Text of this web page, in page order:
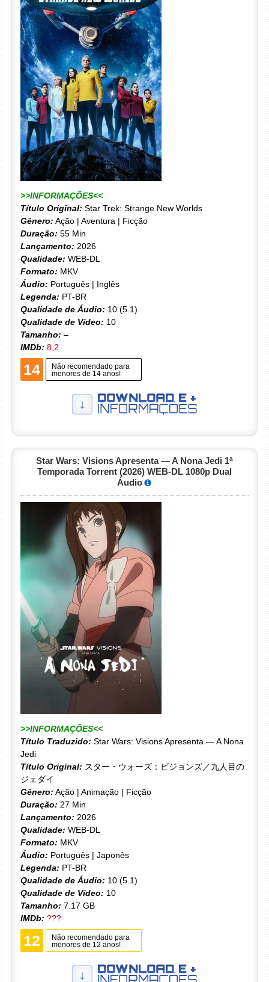
>>INFORMAÇÕES<<
Título Original: Star Trek: Strange New Worlds
Gênero: Ação | Aventura | Ficção
Duração: 55 Min
Lançamento: 2026
Qualidade: WEB-DL
Formato: MKV
Áudio: Português | Inglês
Legenda: PT-BR
Qualidade de Áudio: 10 (5.1)
Qualidade de Vídeo: 10
Tamanho: –
IMDb: 8,2
14
Não recomendado para
menores de 14 anos!
Star Wars: Visions Apresenta — A Nona Jedi 1ª
Temporada Torrent (2026) WEB-DL 1080p Dual
Áudio
>>INFORMAÇÕES<<
Título Traduzido: Star Wars: Visions Apresenta — A Nona
Jedi
Título Original: スター・ウォーズ：ビジョンズ／九人目の
ジェダイ
Gênero: Ação | Animação | Ficção
Duração: 27 Min
Lançamento: 2026
Qualidade: WEB-DL
Formato: MKV
Áudio: Português | Japonês
Legenda: PT-BR
Qualidade de Áudio: 10 (5.1)
Qualidade de Vídeo: 10
Tamanho: 7.17 GB
IMDb: ???
12
Não recomendado para
menores de 12 anos!